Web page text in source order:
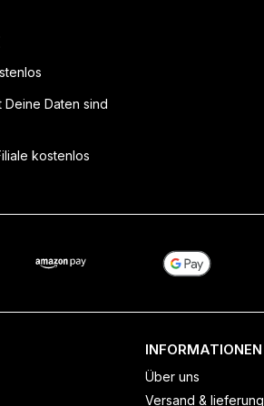
Deine Daten sind
kostenlos
INFORMATIONEN
Über uns
Versand & lieferung